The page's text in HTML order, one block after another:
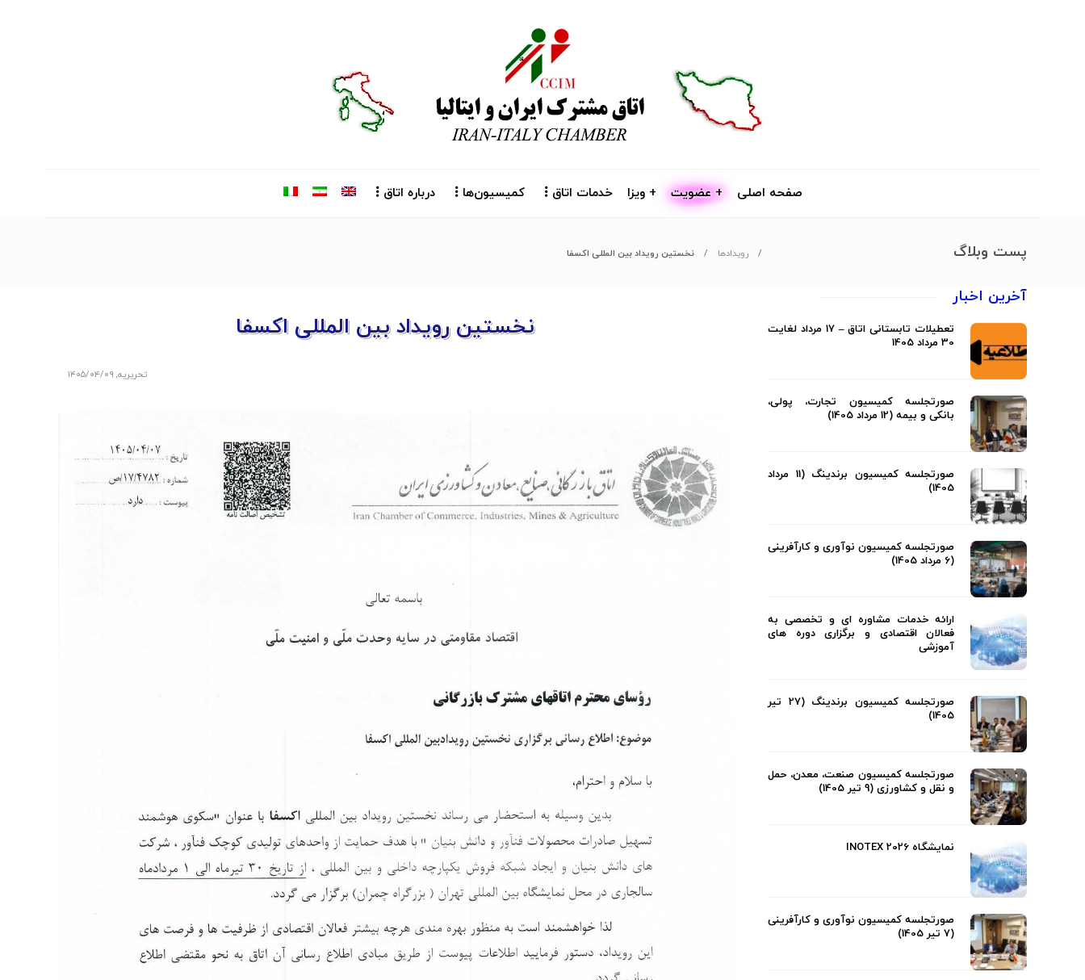
صفحه اصلی + عضویت + ویزا خدمات اتاق کمیسیون‌ها درباره اتاق
پست وبلاگ رویدادها نخستین رویداد بین المللی اکسفا
نخستین رویداد بین المللی اکسفا
تحریریه, ۱۴۰۵/۰۴/۰۹
آخرین اخبار
تعطیلات تابستانی اتاق – 17 مرداد لغایت
30 مرداد 1405
صورتجلسه کمیسیون تجارت، پولی،
بانکی و بیمه (12 مرداد 1405)
صورتجلسه کمیسیون برندینگ (11 مرداد
1405)
صورتجلسه کمیسیون نوآوری و کارآفرینی
(6 مرداد 1405)
ارائه خدمات مشاوره ای و تخصصی به
فعالان اقتصادی و برگزاری دوره های
آموزشی
صورتجلسه کمیسیون برندینگ (27 تیر
1405)
صورتجلسه کمیسیون صنعت، معدن، حمل
و نقل و کشاورزی (9 تیر 1405)
نمایشگاه INOTEX 2026
صورتجلسه کمیسیون نوآوری و کارآفرینی
(7 تیر 1405)